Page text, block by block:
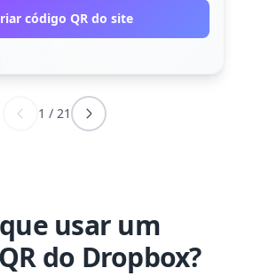
código QR do site
1 / 21
usar um
do Dropbox?